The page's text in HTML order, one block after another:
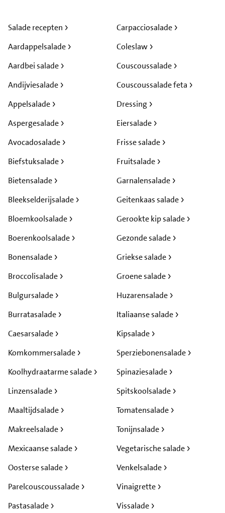
Salade recepten
Aardappelsalade
Aardbei salade
Andijviesalade
Appelsalade
Aspergesalade
Avocadosalade
Biefstuksalade
Bietensalade
Bleekselderijsalade
Bloemkoolsalade
Boerenkoolsalade
Bonensalade
Broccolisalade
Bulgursalade
Burratasalade
Caesarsalade
Carpacciosalade
Coleslaw
Couscoussalade
Couscoussalade feta
Dressing
Eiersalade
Frisse salade
Fruitsalade
Garnalensalade
Geitenkaas salade
Gerookte kip salade
Gezonde salade
Griekse salade
Groene salade
Huzarensalade
Italiaanse salade
Kipsalade
Komkommersalade
Koolhydraatarme salade
Linzensalade
Maaltijdsalade
Makreelsalade
Mexicaanse salade
Oosterse salade
Parelcouscoussalade
Pastasalade
Sperziebonensalade
Spinaziesalade
Spitskoolsalade
Tomatensalade
Tonijnsalade
Vegetarische salade
Venkelsalade
Vinaigrette
Vissalade